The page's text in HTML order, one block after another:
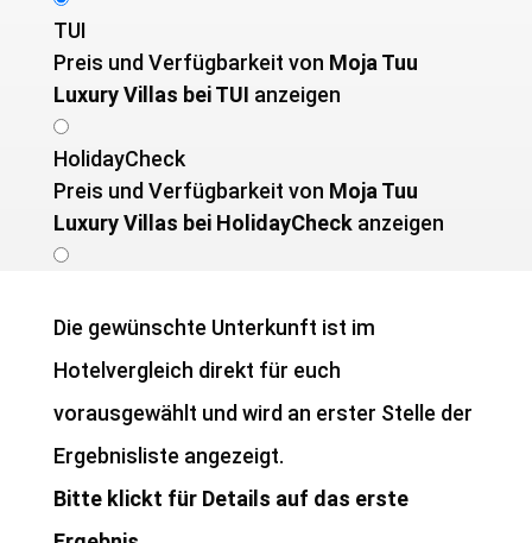
TUI
Preis und Verfügbarkeit von ­ Moja Tuu
Luxury Villas bei TUI anzeigen
HolidayCheck
Preis und Verfügbarkeit von ­ Moja Tuu
Luxury Villas bei HolidayCheck anzeigen
Die gewünschte Unterkunft ist im
Hotelvergleich direkt für euch
vorausgewählt und wird an erster Stelle der
Ergebnisliste angezeigt.
Bitte klickt für Details auf das erste